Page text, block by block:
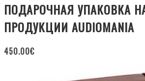
ПОДАРОЧНАЯ УПАКОВКА
ПРОДУКЦИИ AUDIOMANIA
450.00€